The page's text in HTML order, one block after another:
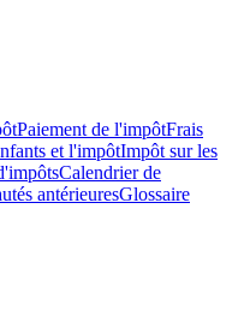
Paiement de l'impôtFrais
et l'impôtImpôt sur les
Calendrier de
antérieuresGlossaire